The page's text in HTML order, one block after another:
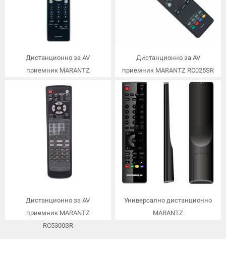
Дистанционно за AV
приемник MARANTZ
Дистанционно за AV
приемник MARANTZ RC025SR
Дистанционно за AV
приемник MARANTZ
RC5300SR
Универсално дистанционно
MARANTZ